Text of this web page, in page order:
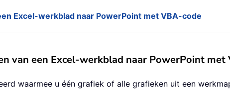
Excel-werkblad naar PowerPoint met VBA-code
van een Excel-werkblad naar PowerPoint met
waarmee u één grafiek of alle grafieken uit een